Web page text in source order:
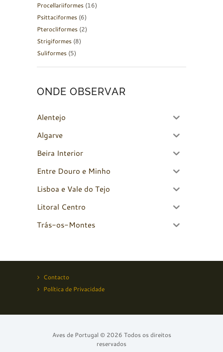
Procellariiformes (16)
Psittaciformes (6)
Pterocliformes (2)
Strigiformes (8)
Suliformes (5)
ONDE OBSERVAR
Alentejo
Algarve
Beira Interior
Entre Douro e Minho
Lisboa e Vale do Tejo
Litoral Centro
Trás-os-Montes
Contacto
Política de Privacidade
Aves de Portugal © 2026 Todos os direitos
reservados